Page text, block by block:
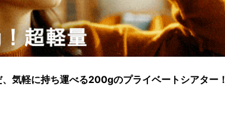
気軽に持ち運べる200gのプライベートシアター！